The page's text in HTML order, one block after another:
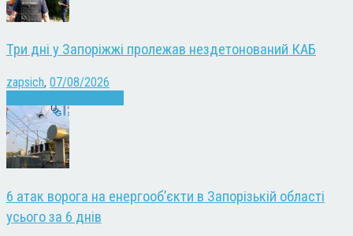
Три дні у Запоріжжі пролежав нездетонований КАБ
zapsich, 07/08/2026
6 атак ворога на енергооб’єкти в Запорізькій області
усього за 6 днів